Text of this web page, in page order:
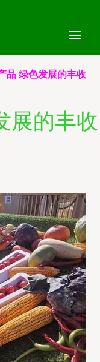
品 绿色发展的丰收
展的丰收